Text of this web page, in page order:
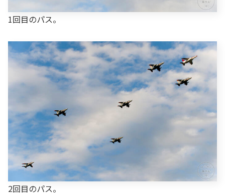
1回目のパス。
2回目のパス。